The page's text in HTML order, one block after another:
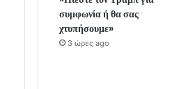
συμφωνία ή θα σας
χτυπήσουμε»
3 ώρες ago